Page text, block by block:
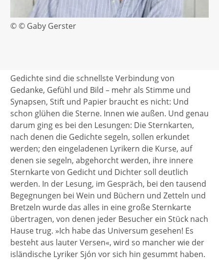
© © Gaby Gerster
Gedichte sind die schnellste Verbindung von
Gedanke, Gefühl und Bild – mehr als Stimme und
Synapsen, Stift und Papier braucht es nicht: Und
schon glühen die Sterne. Innen wie außen. Und genau
darum ging es bei den Lesungen: Die Sternkarten,
nach denen die Gedichte segeln, sollen erkundet
werden; den eingeladenen Lyrikern die Kurse, auf
denen sie segeln, abgehorcht werden, ihre innere
Sternkarte von Gedicht und Dichter soll deutlich
werden. In der Lesung, im Gespräch, bei den tausend
Begegnungen bei Wein und Büchern und Zetteln und
Bretzeln wurde das alles in eine große Sternkarte
übertragen, von denen jeder Besucher ein Stück nach
Hause trug. »Ich habe das Universum gesehen! Es
besteht aus lauter Versen«, wird so mancher wie der
isländische Lyriker Sjón vor sich hin gesummt haben.